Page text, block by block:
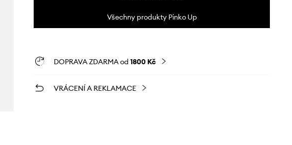
Všechny produkty Pinko Up
DOPRAVA ZDARMA od 1800 Kč
VRÁCENÍ A REKLAMACE